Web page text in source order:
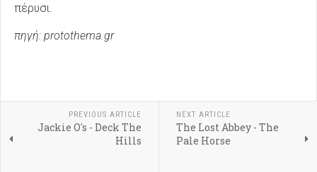
πέρυσι.
πηγή: protothema.gr
PREVIOUS ARTICLE
Jackie O's - Deck The
Hills
NEXT ARTICLE
The Lost Abbey - The
Pale Horse